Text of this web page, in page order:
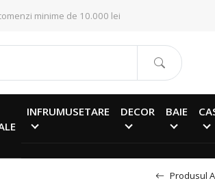
minime de 10.000 lei
INFRUMUSETARE DECOR BAIE
Produsul